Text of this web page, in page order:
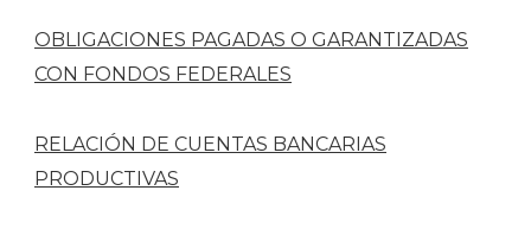
OBLIGACIONES PAGADAS O GARANTIZADAS
CON FONDOS FEDERALES
RELACIÓN DE CUENTAS BANCARIAS
PRODUCTIVAS